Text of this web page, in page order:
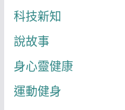
科技新知
說故事
身心靈健康
運動健身